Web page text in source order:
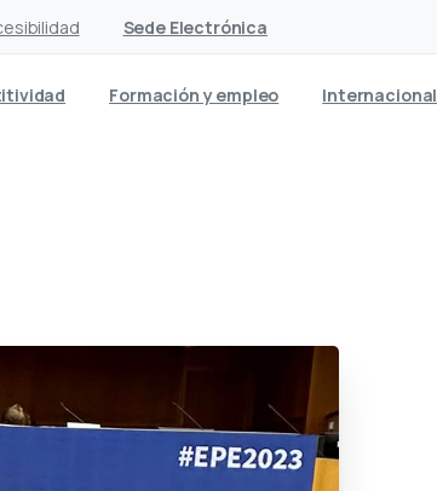
Sede Electrónica
Formación y empleo Internacional